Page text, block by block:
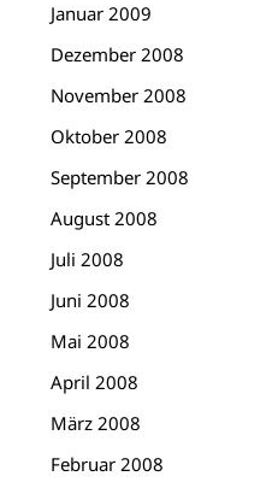
Januar 2009
Dezember 2008
November 2008
Oktober 2008
September 2008
August 2008
Juli 2008
Juni 2008
Mai 2008
April 2008
März 2008
Februar 2008